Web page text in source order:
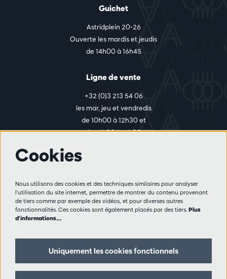
Guichet
Astridplein 20-26
Ouverte les mardis et jeudis
de 14h00 à 16h45
Ligne de vente
+32 (0)3 213 54 06
les mar, jeu et vendredis
de 10h00 à 12h30 et
de 14h00 à 17h00
Règlement des visiteurs
Vie privée
Partenaires
Cookies
Nous utilisons des cookies et des techniques similaires pour analyser
l'utilisation du site internet, permettre de montrer du contenu provenant
de tiers comme par exemple des vidéos, et pour diverses autres
fonctionnalités. Ces cookies sont également placés par des tiers. Plus
d'informations…
Uniquement les cookies fonctionnels